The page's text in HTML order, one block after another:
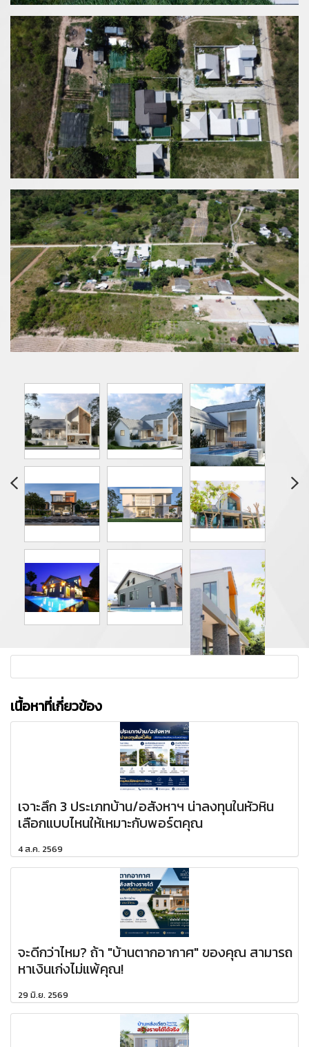
เนื้อหาที่เกี่ยวข้อง
เจาะลึก 3 ประเภทบ้าน/อสังหาฯ น่าลงทุนในหัวหิน
เลือกแบบไหนให้เหมาะกับพอร์ตคุณ
4 ส.ค. 2569
จะดีกว่าไหม? ถ้า "บ้านตากอากาศ" ของคุณ สามารถ
หาเงินเก่งไม่แพ้คุณ!
29 มิ.ย. 2569